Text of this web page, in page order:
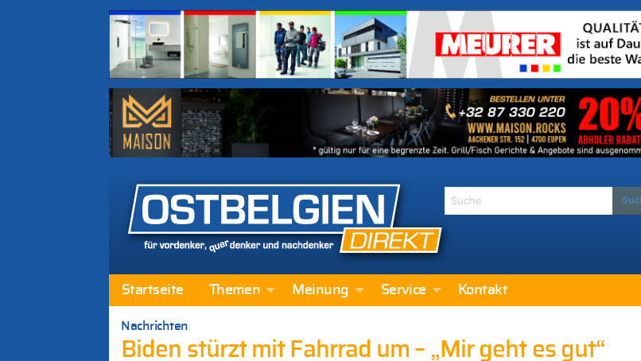
Startseite Themen Meinung Service Kontakt
Nachrichten
Biden stürzt mit Fahrrad um – „Mir geht es gut“